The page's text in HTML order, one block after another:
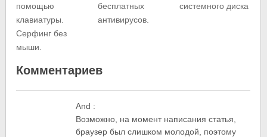
помощью
клавиатуры.
Серфинг без
мыши.
бесплатных
антивирусов.
системного диска
Комментариев
And :
Возможно, на момент написания статья,
браузер был слишком молодой, поэтому